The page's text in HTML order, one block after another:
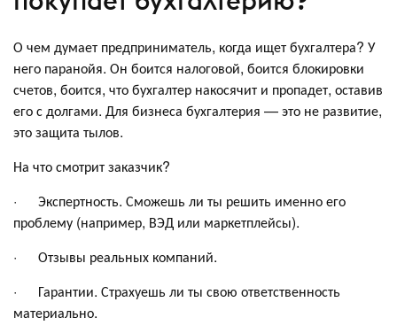
О чем думает предприниматель, когда ищет бухгалтера? У
него паранойя. Он боится налоговой, боится блокировки
счетов, боится, что бухгалтер накосячит и пропадет, оставив
его с долгами. Для бизнеса бухгалтерия — это не развитие,
это защита тылов.
На что смотрит заказчик?
· Экспертность. Сможешь ли ты решить именно его
проблему (например, ВЭД или маркетплейсы).
· Отзывы реальных компаний.
· Гарантии. Страхуешь ли ты свою ответственность
материально.